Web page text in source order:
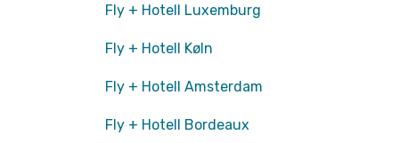
Fly + Hotell Luxemburg
Fly + Hotell Køln
Fly + Hotell Amsterdam
Fly + Hotell Bordeaux